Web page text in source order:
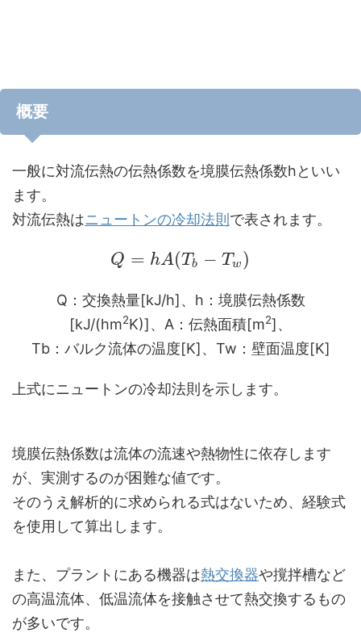
概要
一般に対流伝熱の伝熱係数を境膜伝熱係数hといい
ます。
対流伝熱はニュートンの冷却法則 で表されます。
Q = hA(Tb − T w )
Q：交換熱量[kJ/h]、h：境膜伝熱係数
[kJ/(hm2K)]、A：伝熱面積[m2]、
Tb：バルク流体の温度[K]、Tw：壁面温度[K]
上式にニュートンの冷却法則を示します。
境膜伝熱係数は流体の流速や熱物性に依存します
が、実測するのが困難な値です。
そのうえ解析的に求められる式はないため、経験式
を使用して算出します。
また、プラントにある機器は熱交換器や撹拌槽など
の高温流体、低温流体を接触させて熱交換するもの
が多いです。